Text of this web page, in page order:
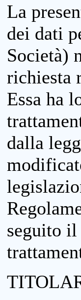
La
dei dati
Società)
richiesta
Essa ha
dalla
seguito il